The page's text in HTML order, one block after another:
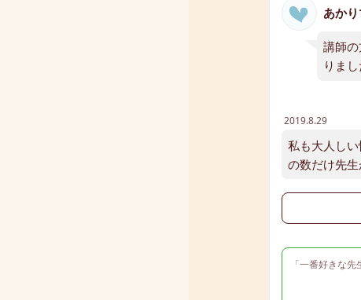
あか
講師
りま
2019.8.29
私も大人し
の数だけ先